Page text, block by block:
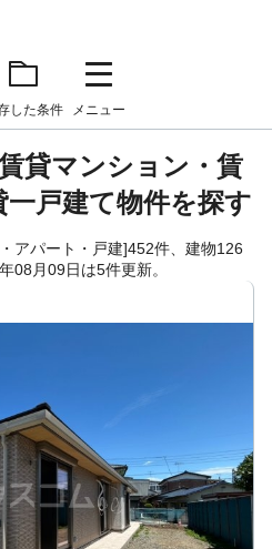
した条件 メニュー
貸マンション・賃
戸建て物件を探す
アパート・戸建]452件、建物126
08月09日は5件更新。